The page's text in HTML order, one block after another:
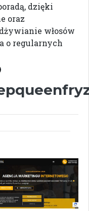
dzięki
oraz
włosów
o regularnych